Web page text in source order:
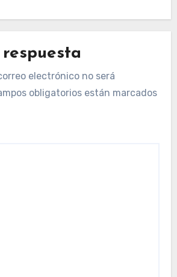
electrónico no será
obligatorios están marcados